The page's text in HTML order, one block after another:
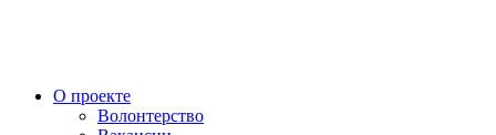
О проекте
Волонтерство